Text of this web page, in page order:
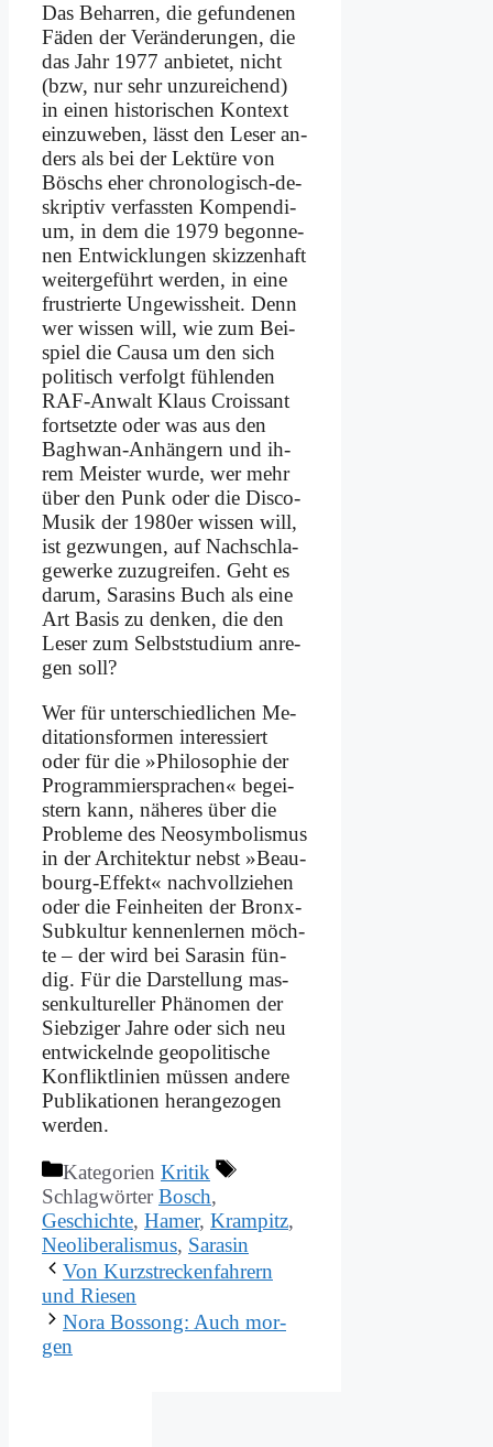
Das Be­har­ren, die ge­fun­de­nen
Fä­den der Ver­än­de­run­gen, die
das Jahr 1977 an­bie­tet, nicht
(bzw, nur sehr un­zu­rei­chend)
in ei­nen hi­sto­ri­schen Kon­text
ein­zu­we­ben, lässt den Le­ser an­
ders als bei der Lek­tü­re von
Böschs eher chro­no­lo­gisch-de­
skrip­tiv ver­fass­ten Kom­pen­di­
um, in dem die 1979 be­gon­ne­
nen Ent­wick­lun­gen skiz­zen­haft
wei­ter­ge­führt wer­den, in ei­ne
fru­strier­te Un­ge­wiss­heit. Denn
wer wis­sen will, wie zum Bei­
spiel die Cau­sa um den sich
po­li­tisch ver­folgt füh­len­den
RAF-An­walt Klaus Crois­sant
fort­setz­te oder was aus den
Bagh­wan-An­hän­gern und ih­
rem Mei­ster wur­de, wer mehr
über den Punk oder die Dis­co-
Mu­sik der 1980er wis­sen will,
ist ge­zwun­gen, auf Nach­schla­
ge­wer­ke zu­zu­grei­fen. Geht es
dar­um, Sa­rasins Buch als ei­ne
Art Ba­sis zu den­ken, die den
Le­ser zum Selbst­stu­di­um an­re­
gen soll?
Wer für un­ter­schied­li­chen Me­
di­ta­ti­ons­for­men in­ter­es­siert
oder für die »Phi­lo­so­phie der
Pro­gram­mier­spra­chen« be­gei­
stern kann, nä­he­res über die
Pro­ble­me des Neo­sym­bo­lis­mus
in der Ar­chi­tek­tur nebst »Beau­
bourg-Ef­fekt« nach­voll­zie­hen
oder die Fein­hei­ten der Bronx-
Sub­kul­tur ken­nen­ler­nen möch­
te – der wird bei Sa­ra­sin fün­
dig. Für die Dar­stel­lung mas­
sen­kul­tu­rel­ler Phä­no­men der
Sieb­zi­ger Jah­re oder sich neu
ent­wickeln­de geo­po­li­ti­sche
Kon­flikt­li­ni­en müs­sen an­de­re
Pu­bli­ka­tio­nen her­an­ge­zo­gen
wer­den.
Kategorien Kritik
SchlagwörterBosch,
Geschichte, Hamer, Krampitz,
Neoliberalismus, Sarasin
Von Kurz­strecken­fah­rern
und Rie­sen
No­ra Bos­song: Auch mor­
gen